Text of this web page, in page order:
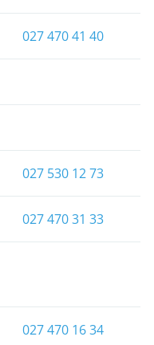
027 470 41 40
027 530 12 73
027 470 31 33
027 470 16 34